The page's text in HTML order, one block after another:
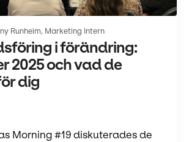
Runheim, Marketing Intern
i förändring:
2025 och vad de
dig
Morning #19 diskuterades de